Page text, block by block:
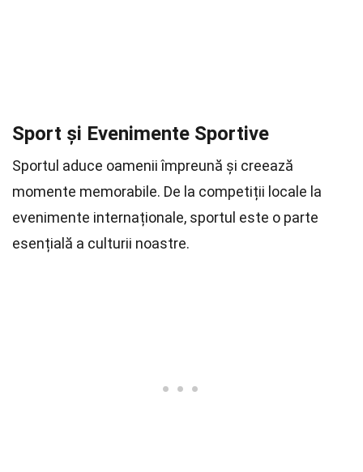
Sport și Evenimente Sportive
Sportul aduce oamenii împreună și creează
momente memorabile. De la competiții locale la
evenimente internaționale, sportul este o parte
esențială a culturii noastre.